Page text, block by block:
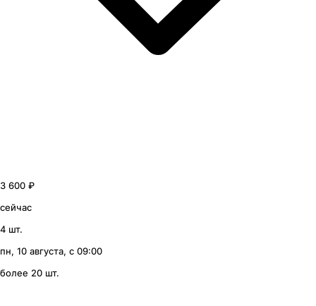
3 600 ₽
сейчас
4 шт.
пн, 10 августа, с 09:00
более 20 шт.